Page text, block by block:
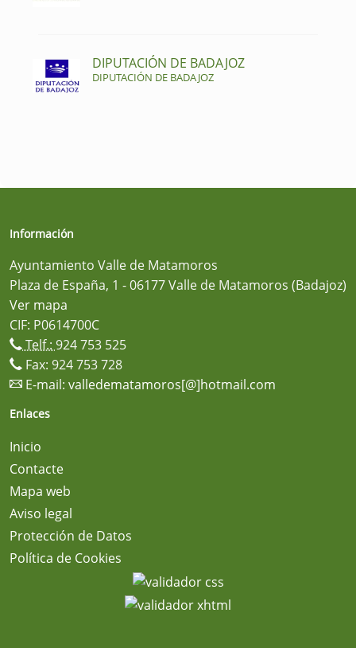
DIPUTACIÓN DE BADAJOZ
DIPUTACIÓN DE BADAJOZ
Información
Ayuntamiento Valle de Matamoros
Plaza de España, 1 - 06177 Valle de Matamoros (Badajoz)
Ver mapa
CIF: P0614700C
Telf.: 924 753 525
Fax: 924 753 728
E-mail: valledematamoros[@]hotmail.com
Enlaces
Inicio
Contacte
Mapa web
Aviso legal
Protección de Datos
Política de Cookies